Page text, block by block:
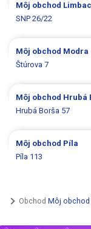
Môj obchod
SNP 26/22
Môj obchod Modra
Štúrova 7
Môj obchod Hrubá
Hrubá Borša 57
Môj obchod Píla
Píla 113
Obchod Môj obchod